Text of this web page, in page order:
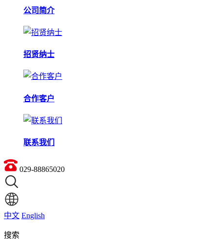
公司简介
招贤纳士
合作客户
联系我们
029-88865020
中文 English
搜索